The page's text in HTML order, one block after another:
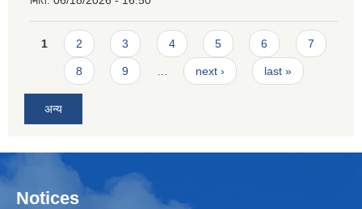
Pages
1 2 3 4 5 6 7
8 9 … next › last »
अन्य
Notices